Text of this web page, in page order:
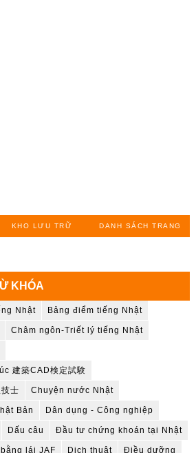
KHO LƯU TRỮ DANH SÁCH TRANG
KHÓA
Nhật Bảng điểm tiếng Nhật
Châm ngôn-Triết lý tiếng Nhật
建築CAD検定試験
士 Chuyện nước Nhật
Bản Dân dụng - Công nghiệp
Dấu câu Đầu tư chứng khoán tại Nhật
lái JAF Dịch thuật Điều dưỡng